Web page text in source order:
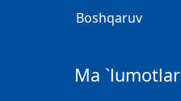
Boshqaruv
Ma `lumotlar